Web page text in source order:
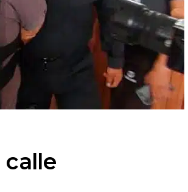
calle